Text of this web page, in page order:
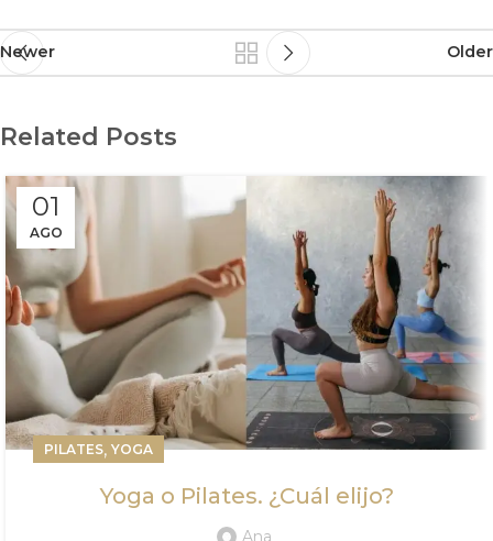
Newer Older
Related Posts
01
AGO
PILATES, YOGA
Yoga o Pilates. ¿Cuál elijo?
Ana